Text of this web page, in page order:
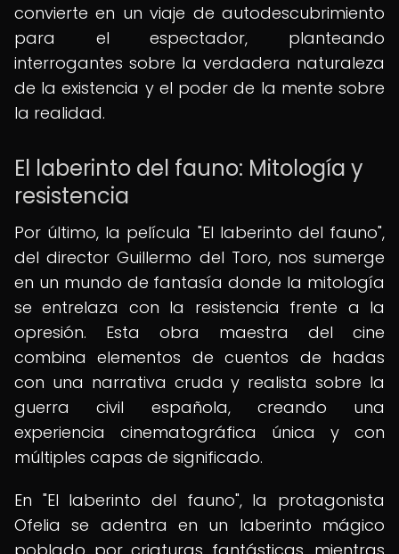
convierte en un viaje de autodescubrimiento
para el espectador, planteando
interrogantes sobre la verdadera naturaleza
de la existencia y el poder de la mente sobre
la realidad.
El laberinto del fauno: Mitología y
resistencia
Por último, la película "El laberinto del fauno",
del director Guillermo del Toro, nos sumerge
en un mundo de fantasía donde la mitología
se entrelaza con la resistencia frente a la
opresión. Esta obra maestra del cine
combina elementos de cuentos de hadas
con una narrativa cruda y realista sobre la
guerra civil española, creando una
experiencia cinematográfica única y con
múltiples capas de significado.
En "El laberinto del fauno", la protagonista
Ofelia se adentra en un laberinto mágico